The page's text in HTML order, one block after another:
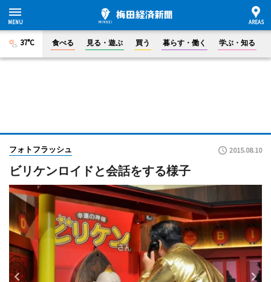
37°C 食べる 見る・遊ぶ 買う 暮らす・働く 学ぶ・知る
フォトフラッシュ 2015.08.10
ビリケンロイドと会話をする様子